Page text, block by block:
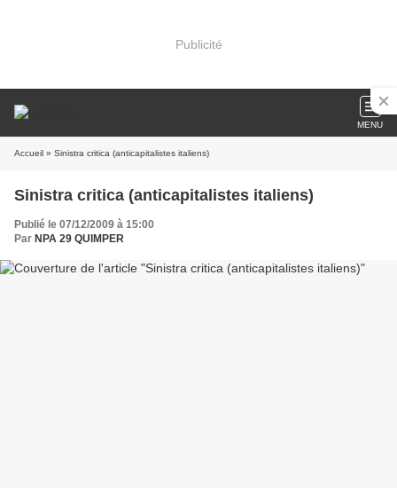
Publicité
MENU
Accueil » Sinistra critica (anticapitalistes italiens)
Sinistra critica (anticapitalistes italiens)
Publié le 07/12/2009 à 15:00
Par NPA 29 QUIMPER